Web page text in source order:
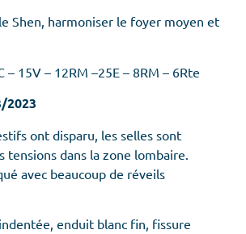
Shen, harmoniser le foyer moyen et
– 15V – 12RM –25E – 8RM – 6Rte
2023
ont disparu, les selles sont
tensions dans la zone lombaire.
avec beaucoup de réveils
enduit blanc fin, fissure